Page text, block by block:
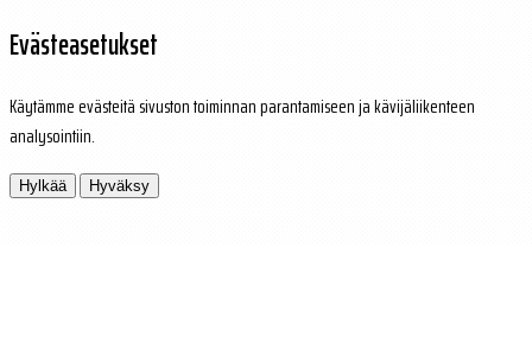
Evästeasetukset
Käytämme evästeitä sivuston toiminnan parantamiseen ja kävijäliikenteen
analysointiin.
Hylkää Hyväksy